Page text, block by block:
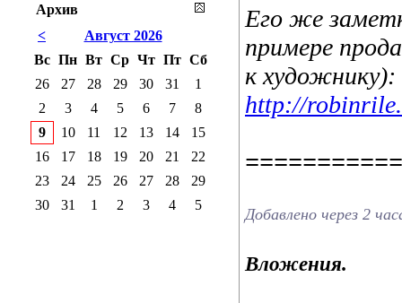
Его же
примере
к художнику):
http://
Добавлено через 2
Вложения.
Архив
<
Август 2026
Вс Пн Вт Ср Чт Пт Сб
26
27 28 29 30 31
1
2
3 4 5 6 7
8
9
10 11 12 13 14
15
16
17 18 19 20 21
22
23
24 25 26 27 28
29
30
31 1 2 3 4 5